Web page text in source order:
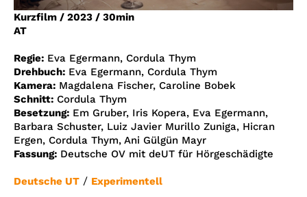
Kurzfilm / 2023 / 30min
AT
Regie: Eva Egermann, Cordula Thym
Drehbuch: Eva Egermann, Cordula Thym
Kamera: Magdalena Fischer, Caroline Bobek
Schnitt: Cordula Thym
Besetzung: Em Gruber, Iris Kopera, Eva Egermann,
Barbara Schuster, Luiz Javier Murillo Zuniga, Hicran
Ergen, Cordula Thym, Ani Gülgün Mayr
Fassung: Deutsche OV mit deUT für Hörgeschädigte
Deutsche UT / Experimentell